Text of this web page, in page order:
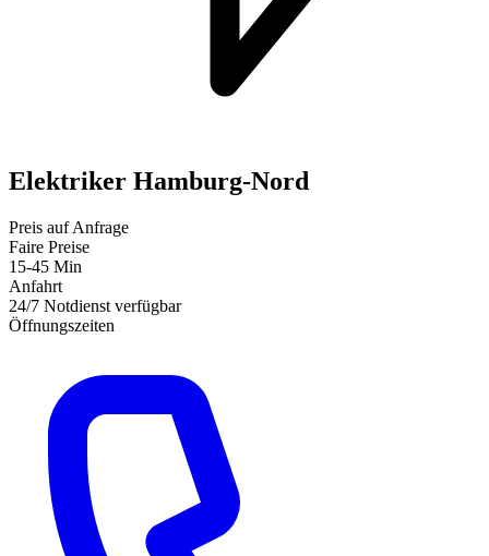
Elektriker Hamburg-Nord
Preis auf Anfrage
Faire Preise
15-45 Min
Anfahrt
24/7 Notdienst verfügbar
Öffnungszeiten